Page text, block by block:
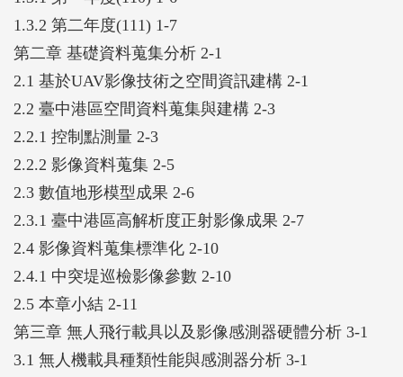
1.3.2 第二年度(111) 1-7
第二章 基礎資料蒐集分析 2-1
2.1 基於UAV影像技術之空間資訊建構 2-1
2.2 臺中港區空間資料蒐集與建構 2-3
2.2.1 控制點測量 2-3
2.2.2 影像資料蒐集 2-5
2.3 數值地形模型成果 2-6
2.3.1 臺中港區高解析度正射影像成果 2-7
2.4 影像資料蒐集標準化 2-10
2.4.1 中突堤巡檢影像參數 2-10
2.5 本章小結 2-11
第三章 無人飛行載具以及影像感測器硬體分析 3-1
3.1 無人機載具種類性能與感測器分析 3-1